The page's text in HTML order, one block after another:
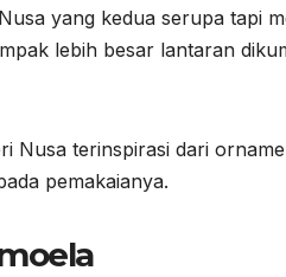
yang kedua serupa tapi
lebih besar lantaran
Nusa terinspirasi dari
pemakaianya.